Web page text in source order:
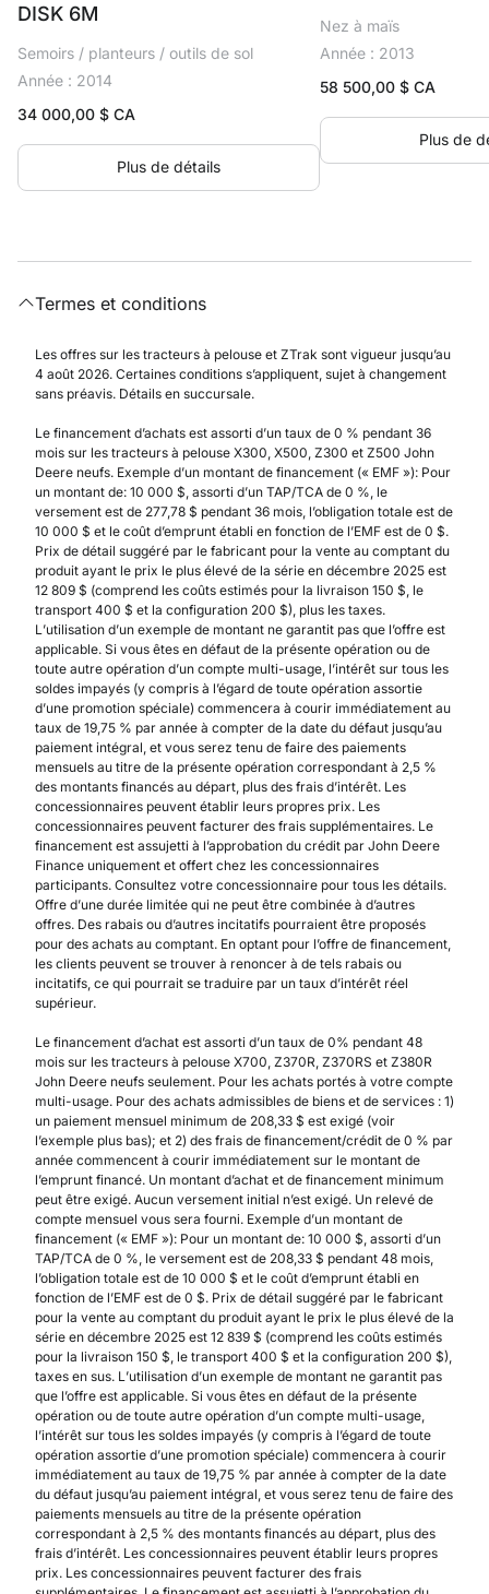
DISK 6M
Semoirs / planteurs / outils de sol
Année : 2014
34 000,00 $ CA
Plus de détails
Nez à maïs
Année : 2013
58 500,00$ CA
Plus de
Termes et conditions
Les offres sur les tracteurs à pelouse et ZTrak sont vigueur jusqu’au
4 août 2026. Certaines conditions s’appliquent, sujet à changement
sans préavis. Détails en succursale.
Le financement d’achats est assorti d’un taux de 0 % pendant 36
mois sur les tracteurs à pelouse X300, X500, Z300 et Z500 John
Deere neufs. Exemple d’un montant de financement (« EMF »): Pour
un montant de: 10 000 $, assorti d’un TAP/TCA de 0 %, le
versement est de 277,78 $ pendant 36 mois, l’obligation totale est de
10 000 $ et le coût d’emprunt établi en fonction de l’EMF est de 0 $.
Prix de détail suggéré par le fabricant pour la vente au comptant du
produit ayant le prix le plus élevé de la série en décembre 2025 est
12 809 $ (comprend les coûts estimés pour la livraison 150 $, le
transport 400 $ et la configuration 200 $), plus les taxes.
L’utilisation d’un exemple de montant ne garantit pas que l’offre est
applicable. Si vous êtes en défaut de la présente opération ou de
toute autre opération d’un compte multi-usage, l’intérêt sur tous les
soldes impayés (y compris à l’égard de toute opération assortie
d’une promotion spéciale) commencera à courir immédiatement au
taux de 19,75 % par année à compter de la date du défaut jusqu’au
paiement intégral, et vous serez tenu de faire des paiements
mensuels au titre de la présente opération correspondant à 2,5 %
des montants financés au départ, plus des frais d’intérêt. Les
concessionnaires peuvent établir leurs propres prix. Les
concessionnaires peuvent facturer des frais supplémentaires. Le
financement est assujetti à l’approbation du crédit par John Deere
Finance uniquement et offert chez les concessionnaires
participants. Consultez votre concessionnaire pour tous les détails.
Offre d’une durée limitée qui ne peut être combinée à d’autres
offres. Des rabais ou d’autres incitatifs pourraient être proposés
pour des achats au comptant. En optant pour l’offre de financement,
les clients peuvent se trouver à renoncer à de tels rabais ou
incitatifs, ce qui pourrait se traduire par un taux d’intérêt réel
supérieur.
Le financement d’achat est assorti d’un taux de 0% pendant 48
mois sur les tracteurs à pelouse X700, Z370R, Z370RS et Z380R
John Deere neufs seulement. Pour les achats portés à votre compte
multi-usage. Pour des achats admissibles de biens et de services : 1)
un paiement mensuel minimum de 208,33 $ est exigé (voir
l’exemple plus bas); et 2) des frais de financement/crédit de 0 % par
année commencent à courir immédiatement sur le montant de
l’emprunt financé. Un montant d’achat et de financement minimum
peut être exigé. Aucun versement initial n’est exigé. Un relevé de
compte mensuel vous sera fourni. Exemple d’un montant de
financement (« EMF »): Pour un montant de: 10 000 $, assorti d’un
TAP/TCA de 0 %, le versement est de 208,33 $ pendant 48 mois,
l’obligation totale est de 10 000 $ et le coût d’emprunt établi en
fonction de l’EMF est de 0 $. Prix de détail suggéré par le fabricant
pour la vente au comptant du produit ayant le prix le plus élevé de la
série en décembre 2025 est 12 839 $ (comprend les coûts estimés
pour la livraison 150 $, le transport 400 $ et la configuration 200 $),
taxes en sus. L’utilisation d’un exemple de montant ne garantit pas
que l’offre est applicable. Si vous êtes en défaut de la présente
opération ou de toute autre opération d’un compte multi-usage,
l’intérêt sur tous les soldes impayés (y compris à l’égard de toute
opération assortie d’une promotion spéciale) commencera à courir
immédiatement au taux de 19,75 % par année à compter de la date
du défaut jusqu’au paiement intégral, et vous serez tenu de faire des
paiements mensuels au titre de la présente opération
correspondant à 2,5 % des montants financés au départ, plus des
frais d’intérêt. Les concessionnaires peuvent établir leurs propres
prix. Les concessionnaires peuvent facturer des frais